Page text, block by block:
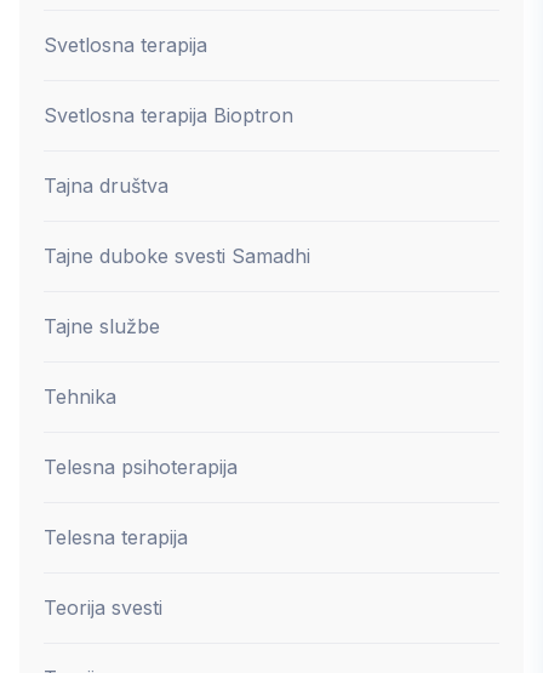
Svetlosna terapija
Svetlosna terapija Bioptron
Tajna društva
Tajne duboke svesti Samadhi
Tajne službe
Tehnika
Telesna psihoterapija
Telesna terapija
Teorija svesti